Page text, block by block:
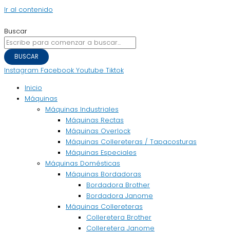
Ir al contenido
Buscar
BUSCAR
Instagram Facebook Youtube Tiktok
Inicio
Máquinas
Máquinas Industriales
Máquinas Rectas
Máquinas Overlock
Máquinas Collereteras / Tapacosturas
Máquinas Especiales
Máquinas Domésticas
Máquinas Bordadoras
Bordadora Brother
Bordadora Janome
Máquinas Collereteras
Colleretera Brother
Colleretera Janome